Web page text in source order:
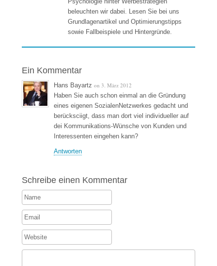
beleuchten wir dabei. Lesen Sie bei uns
Grundlagenartikel und Optimierungstipps
sowie Fallbeispiele und Hintergründe.
Ein Kommentar
Hans Bayartz on 3. März 2012
Haben Sie auch schon einmal an die Gründung
eines eigenen SozialenNetzwerkes gedacht und
berücksciigt, dass man dort viel individueller auf
dei Kommunikations-Wünsche von Kunden und
Interessenten eingehen kann?
Antworten
Schreibe einen Kommentar